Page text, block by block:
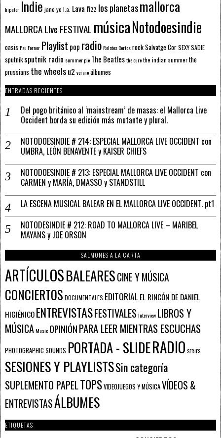
hipster Indie jane yo l.a. Lava fizz los planetasmallorca
MALLORCA LIve FESTIVAL músicaNotodoesindie
oasis Pau Forner Playlist pop radioRelatos CortosrockSalvatge CorSEXY SADIE
sputnik sputnik radio summer pie The Beatlesthe curethe indian summerthe
prussians the wheelsu2 veranoálbumes
ENTRADAS RECIENTES
Del pogo británico al ‘mainstream’ de masas: el Mallorca Live
Occident borda su edición más mutante y plural.
NOTODOESINDIE # 214: ESPECIAL MALLORCA LIVE OCCIDENT con
UMBRA, LEÓN BENAVENTE y KAISER CHIEFS
NOTODOESINDIE # 213: ESPECIAL MALLORCA LIVE OCCIDENT con
CARMEN y MARÍA, DMASSO y STANDSTILL
LA ESCENA MUSICAL BALEAR EN EL MALLORCA LIVE OCCIDENT. pt1
NOTODESINDIE # 212: ROAD TO MALLORCA LIVE – MARIBEL
MAYANS y JOE ORSON
SALMONES A LA CARTA
ARTÍCULOSBALEARESCINE Y MÚSICA
CONCIERTOS DOCUMENTALES EDITORIALEL RINCÓN DE DANIEL
HIGIÉNICOENTREVISTASFESTIVALESInterview LIBROS Y
MÚSICAMusic OPINIÓNPARA LEER MIENTRAS ESCUCHAS
PHOTOGRAPHIC SOUNDS PORTADA - SLIDERADIO SERIES
SESIONES Y PLAYLISTSSin categoría
SUPLEMENTO PAPELTOPSVIDEOJUEGOS Y MÚSICAVÍDEOS &
ENTREVISTASÁLBUMES
ETIQUETAS